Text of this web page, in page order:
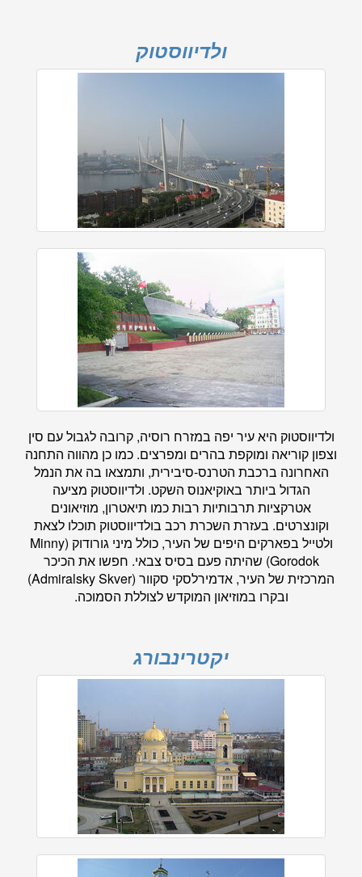
ולדיווסטוק
ולדיווסטוק היא עיר יפה במזרח רוסיה, קרובה לגבול עם סין
וצפון קוריאה ומוקפת בהרים ומפרצים. כמו כן מהווה התחנה
האחרונה ברכבת הטרנס-סיבירית, ותמצאו בה את הנמל
הגדול ביותר באוקיאנוס השקט. ולדיווסטוק מציעה
אטרקציות תרבותיות רבות כמו תיאטרון, מוזיאונים
וקונצרטים. בעזרת השכרת רכב בולדיווסטוק תוכלו לצאת
ולטייל בפארקים היפים של העיר, כולל מיני גורודוק (Minny
Gorodok) שהיתה פעם בסיס צבאי. חפשו את הכיכר
המרכזית של העיר, אדמירלסקי סקוור (Admiralsky Skver)
ובקרו במוזיאון המוקדש לצוללת הסמוכה.
יקטרינבורג